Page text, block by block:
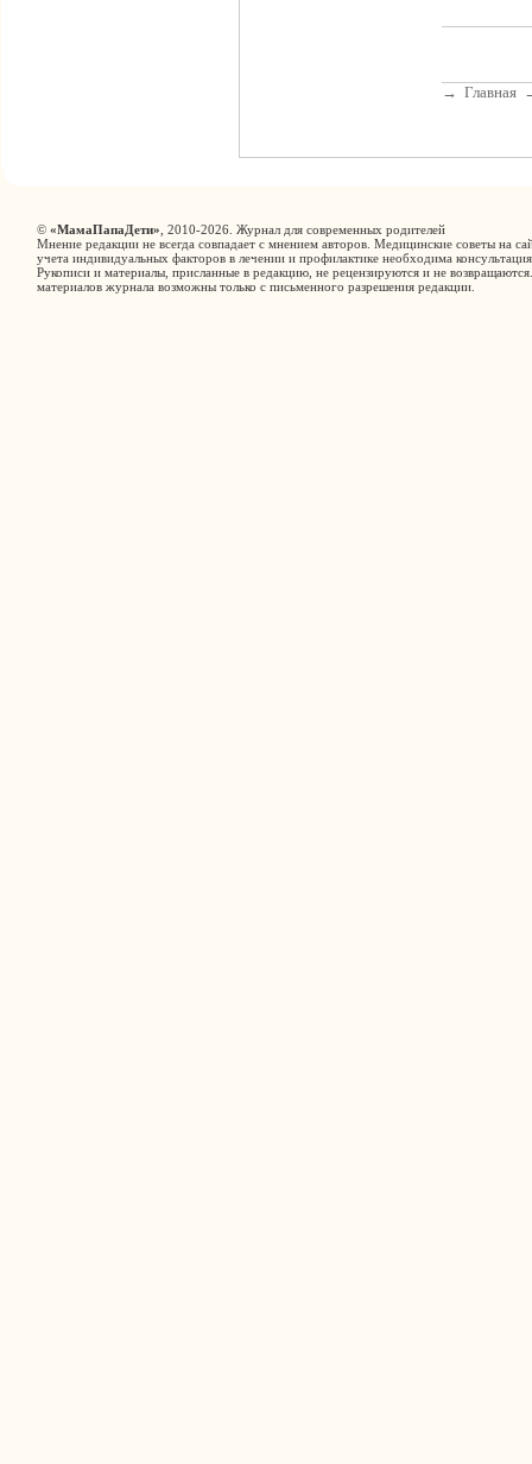
→ Главная
© «МамаПапаДети» , 2010-2026. Журнал для современных родителей
Мнение редакции не всегда совпадает с мнением авторов. Медицинские советы на
учета индивидуальных факторов в лечении и профилактике необходима
Рукописи и материалы, присланные в редакцию, не рецензируются и не
материалов журнала возможны только с письменного разрешения редакции.